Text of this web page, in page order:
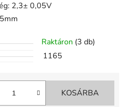
2,3± 0,05V
Raktáron (3 db)
1165
KOSÁRBA